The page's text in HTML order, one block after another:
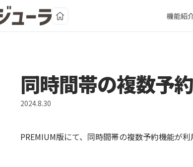
機能紹
同時間帯の複数予
2024.8.30
PREMIUM版にて、同時間帯の複数予約機能が利